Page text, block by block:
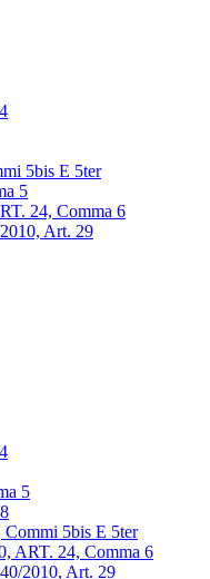
5bis E 5ter
5
24, Comma 6
Art. 29
5
Commi 5bis E 5ter
ART. 24, Comma 6
2010, Art. 29